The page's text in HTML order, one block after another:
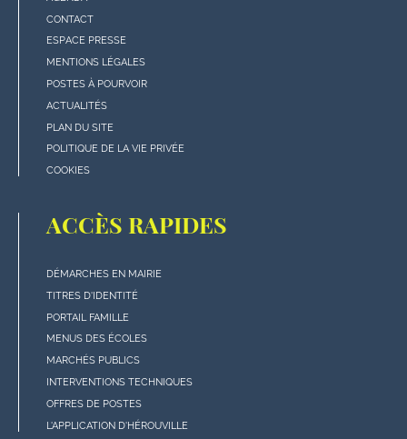
Menu
"rubriques"
en
bas
de
page
CONTACT
ESPACE PRESSE
MENTIONS LÉGALES
POSTES À POURVOIR
ACTUALITÉS
PLAN DU SITE
POLITIQUE DE LA VIE PRIVÉE
COOKIES
ACCÈS RAPIDES
Menu
"Accès
rapides"
en
bas
de
page
DÉMARCHES EN MAIRIE
TITRES D'IDENTITÉ
PORTAIL FAMILLE
MENUS DES ÉCOLES
MARCHÉS PUBLICS
INTERVENTIONS TECHNIQUES
OFFRES DE POSTES
L'APPLICATION D'HÉROUVILLE